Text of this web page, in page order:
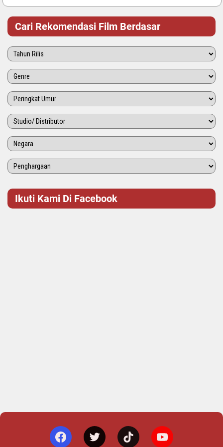
Cari Rekomendasi Film Berdasar
Ikuti Kami Di Facebook